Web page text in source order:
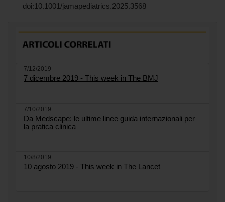
doi:10.1001/jamapediatrics.2025.3568
7/12/2019
7 dicembre 2019 - This week in The BMJ
7/10/2019
Da Medscape: le ultime linee guida internazionali per
la pratica clinica
10/8/2019
10 agosto 2019 - This week in The Lancet